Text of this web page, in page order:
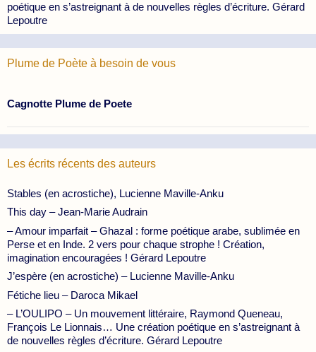
poétique en s’astreignant à de nouvelles règles d’écriture. Gérard
Lepoutre
Plume de Poète à besoin de vous
Cagnotte Plume de Poete
Les écrits récents des auteurs
Stables (en acrostiche), Lucienne Maville-Anku
This day – Jean-Marie Audrain
– Amour imparfait – Ghazal : forme poétique arabe, sublimée en
Perse et en Inde. 2 vers pour chaque strophe ! Création,
imagination encouragées ! Gérard Lepoutre
J’espère (en acrostiche) – Lucienne Maville-Anku
Fétiche lieu – Daroca Mikael
– L’OULIPO – Un mouvement littéraire, Raymond Queneau,
François Le Lionnais… Une création poétique en s’astreignant à
de nouvelles règles d’écriture. Gérard Lepoutre